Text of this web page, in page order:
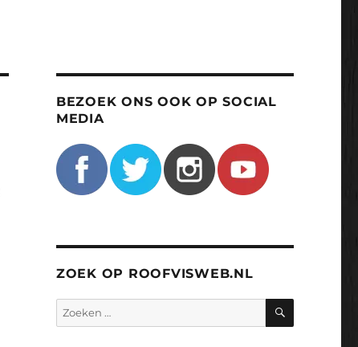
BEZOEK ONS OOK OP SOCIAL
MEDIA
ZOEK OP ROOFVISWEB.NL
Zoeken
naar:
ZOEKEN